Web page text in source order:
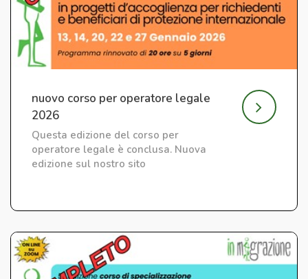
nuovo corso per operatore legale
2026
Questa edizione del corso per
operatore legale è conclusa. Nuova
edizione sul nostro sito